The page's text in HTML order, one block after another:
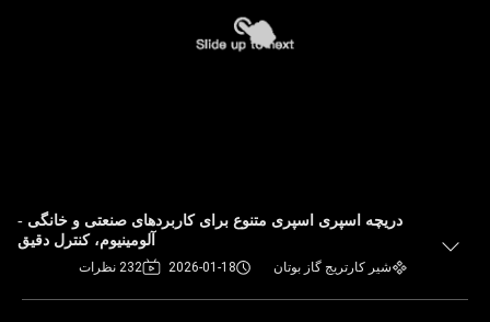
دریچه اسپری اسپری متنوع برای کاربردهای صنعتی و خانگی -
آلومینیوم، کنترل دقیق
شیر کارتریج گاز بوتان 2026-01-18 232 نظرات